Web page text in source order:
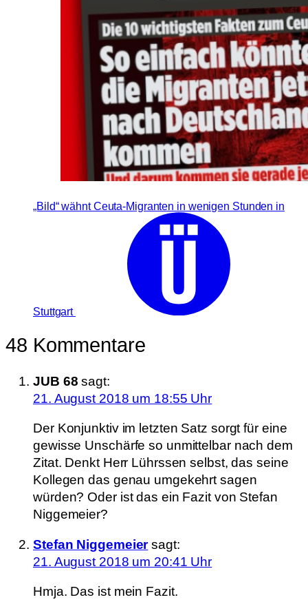
„Bild“ wähnt Ceuta-Migranten in wenigen Stunden in
Stuttgart
48 Kommentare
JUB 68 sagt:
21. August 2018 um 18:55 Uhr
Der Konjunktiv im letzten Satz sorgt für eine
gewisse Unschärfe so unmittelbar nach dem
Zitat. Denkt Herr Lührssen selbst, das seine
Kollegen das genau umgekehrt sagen
würden? Oder ist das ein Fazit von Stefan
Niggemeier?
Stefan Niggemeier sagt:
21. August 2018 um 20:41 Uhr
Hmja. Das ist mein Fazit.